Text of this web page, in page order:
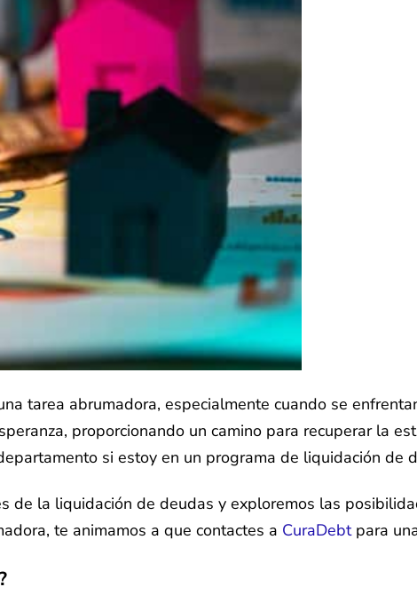
tarea abrumadora, especialmente cuando se
proporcionando un camino para recuperar la
si estoy en un programa de liquidación de
de la liquidación de deudas y exploremos las
te animamos a que contactes a CuraDebtpara